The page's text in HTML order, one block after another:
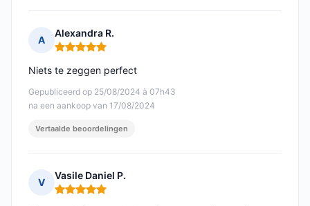
A
Alexandra R.
Opmerking: 5 van 5
Gepubliceerd op 25/08/2024 à 07h43
na een aankoop van 17/08/2024
Niets te zeggen perfect
Vertaalde beoordelingen
V
Vasile Daniel P.
Opmerking: 5 van 5